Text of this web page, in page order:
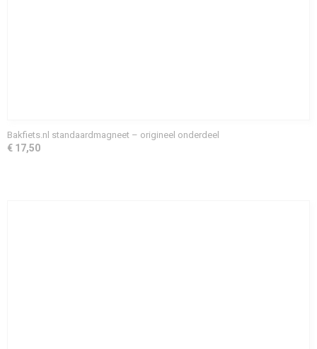
Bakfiets.nl standaardmagneet – origineel onderdeel
€ 17,50